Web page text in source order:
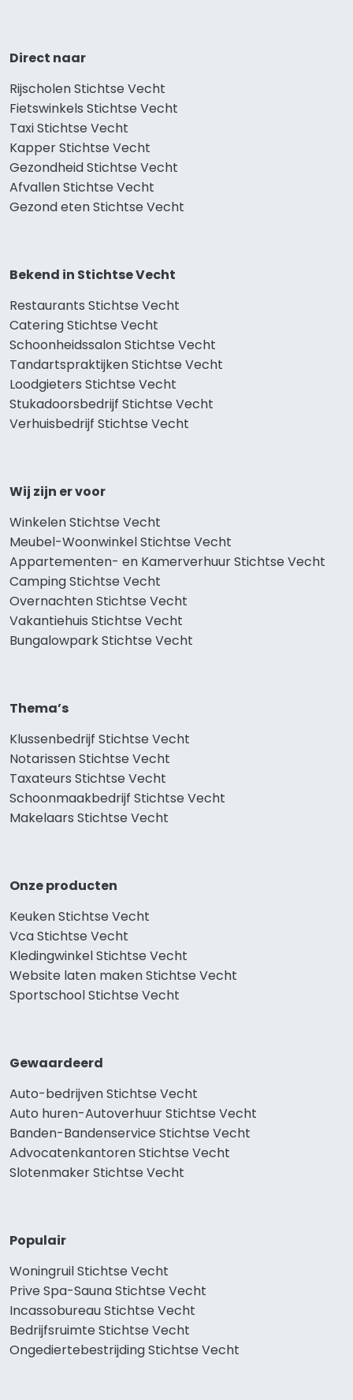
Direct naar
Rijscholen Stichtse Vecht
Fietswinkels Stichtse Vecht
Taxi Stichtse Vecht
Kapper Stichtse Vecht
Gezondheid Stichtse Vecht
Afvallen Stichtse Vecht
Gezond eten Stichtse Vecht
Bekend in Stichtse Vecht
Restaurants Stichtse Vecht
Catering Stichtse Vecht
Schoonheidssalon Stichtse Vecht
Tandartspraktijken Stichtse Vecht
Loodgieters Stichtse Vecht
Stukadoorsbedrijf Stichtse Vecht
Verhuisbedrijf Stichtse Vecht
Wij zijn er voor
Winkelen Stichtse Vecht
Meubel-Woonwinkel Stichtse Vecht
Appartementen- en Kamerverhuur Stichtse Vecht
Camping Stichtse Vecht
Overnachten Stichtse Vecht
Vakantiehuis Stichtse Vecht
Bungalowpark Stichtse Vecht
Thema’s
Klussenbedrijf Stichtse Vecht
Notarissen Stichtse Vecht
Taxateurs Stichtse Vecht
Schoonmaakbedrijf Stichtse Vecht
Makelaars Stichtse Vecht
Onze producten
Keuken Stichtse Vecht
Vca Stichtse Vecht
Kledingwinkel Stichtse Vecht
Website laten maken Stichtse Vecht
Sportschool Stichtse Vecht
Gewaardeerd
Auto-bedrijven Stichtse Vecht
Auto huren-Autoverhuur Stichtse Vecht
Banden-Bandenservice Stichtse Vecht
Advocatenkantoren Stichtse Vecht
Slotenmaker Stichtse Vecht
Populair
Woningruil Stichtse Vecht
Prive Spa-Sauna Stichtse Vecht
Incassobureau Stichtse Vecht
Bedrijfsruimte Stichtse Vecht
Ongediertebestrijding Stichtse Vecht